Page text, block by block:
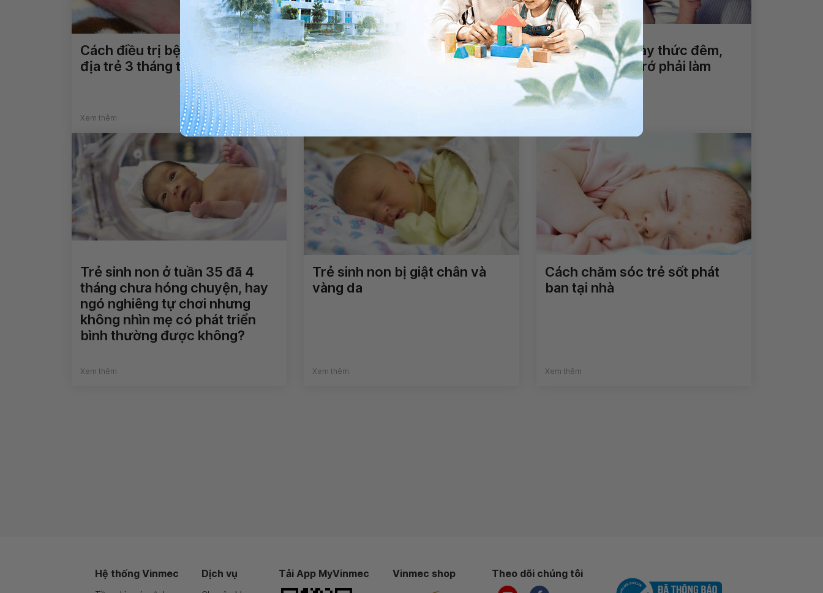
Cách điều trị bệnh viêm da cơ
địa trẻ 3 tháng tuổi
Xem thêm
Qua tuổi dậy thì có cao lên
được không?
Trẻ hay ngủ ngày thức đêm,
vặn mình, nôn trớ phải làm
sao?
Trẻ sinh non ở tuần 35 đã 4
tháng chưa hóng chuyện, hay
ngó nghiêng tự chơi nhưng
không nhìn mẹ có phát triển
bình thường được không?
Xem thêm
Trẻ sinh non bị giật chân và
vàng da
Xem thêm
Cách chăm sóc trẻ sốt phát
ban tại nhà
Xem thêm
Hệ thống Vinmec Dịch vụ Tải App MyVinmec Vinmec shop Theo dõi chúng tôi